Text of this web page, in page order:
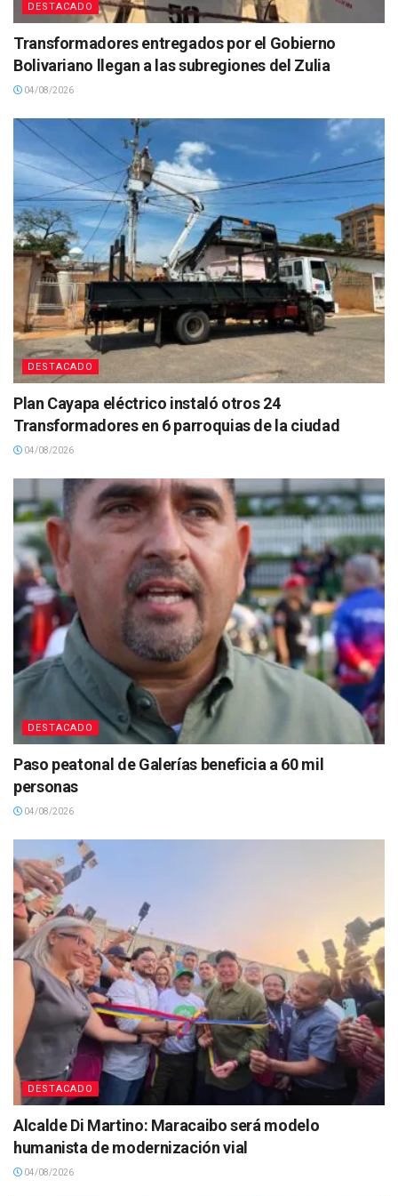
DESTACADO
Transformadores entregados por el Gobierno
Bolivariano llegan a las subregiones del Zulia
04/08/2026
DESTACADO
Plan Cayapa eléctrico instaló otros 24
Transformadores en 6 parroquias de la ciudad
04/08/2026
DESTACADO
Paso peatonal de Galerías beneficia a 60 mil
personas
04/08/2026
DESTACADO
Alcalde Di Martino: Maracaibo será modelo
humanista de modernización vial
04/08/2026